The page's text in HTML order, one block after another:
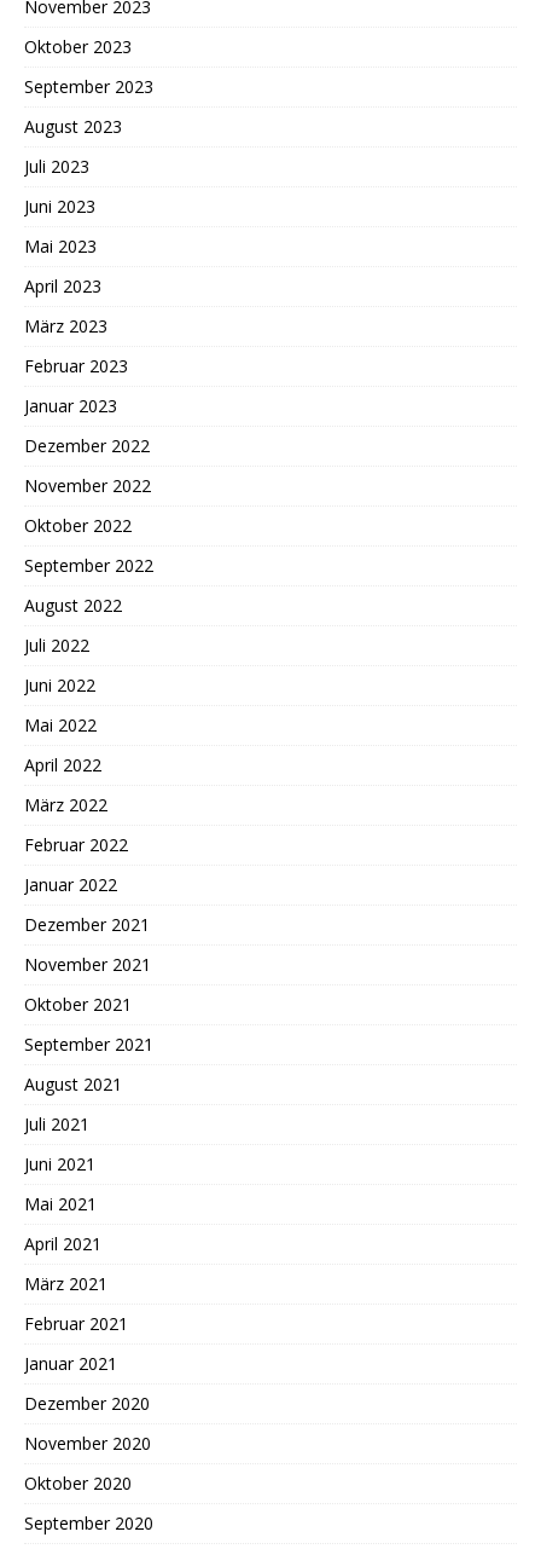
November 2023
Oktober 2023
September 2023
August 2023
Juli 2023
Juni 2023
Mai 2023
April 2023
März 2023
Februar 2023
Januar 2023
Dezember 2022
November 2022
Oktober 2022
September 2022
August 2022
Juli 2022
Juni 2022
Mai 2022
April 2022
März 2022
Februar 2022
Januar 2022
Dezember 2021
November 2021
Oktober 2021
September 2021
August 2021
Juli 2021
Juni 2021
Mai 2021
April 2021
März 2021
Februar 2021
Januar 2021
Dezember 2020
November 2020
Oktober 2020
September 2020